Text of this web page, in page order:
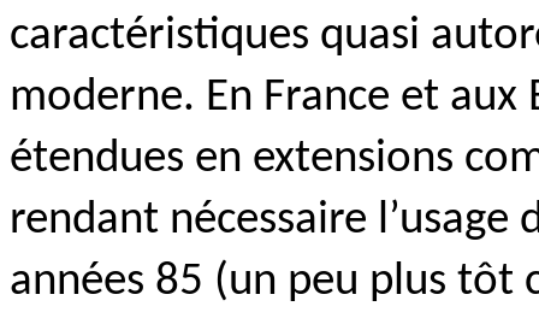
caractéristiques quasi
moderne. En France et aux
étendues en extensions
rendant nécessaire l’usage
années 85 (un peu plus tôt